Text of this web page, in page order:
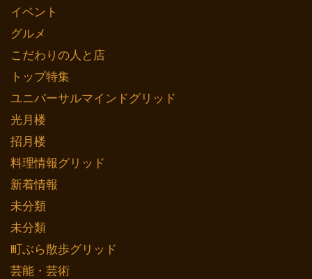
イベント
グルメ
こだわりの人と店
トップ特集
ユニバーサルマインドグリッド
光月楼
招月楼
料理情報グリッド
新着情報
未分類
未分類
町ぶら散歩グリッド
芸能・芸術